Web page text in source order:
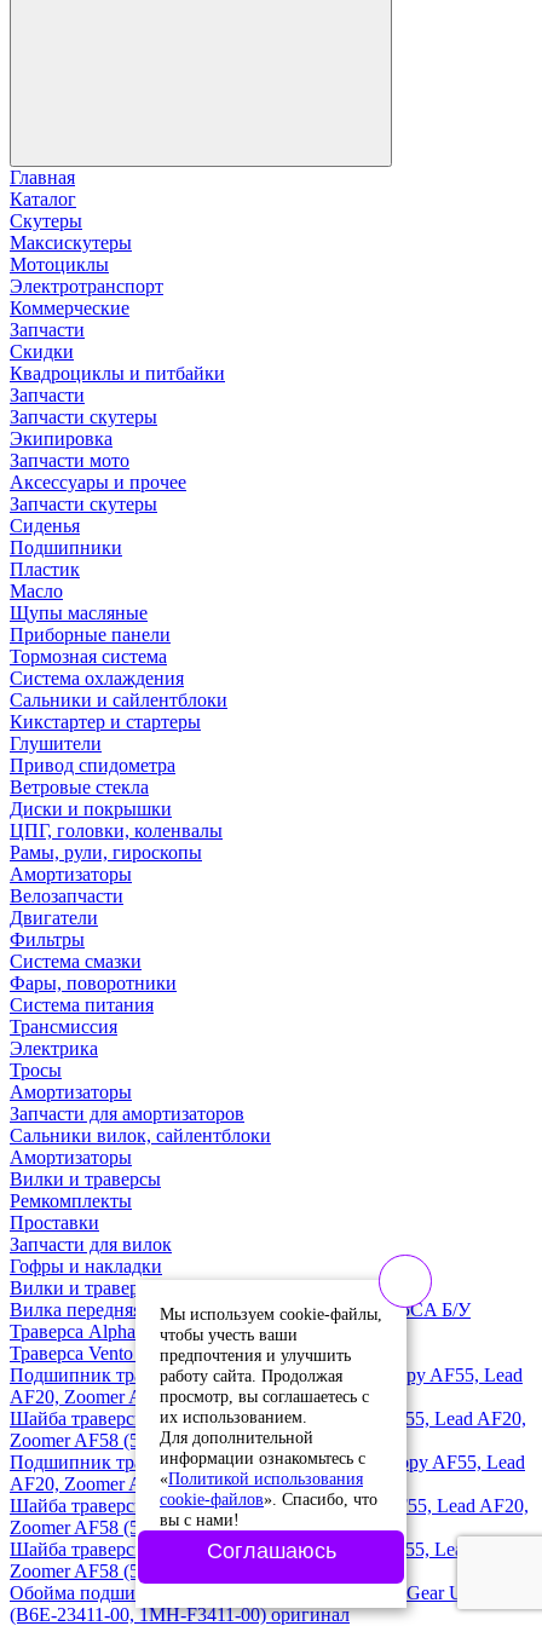
Главная
Каталог
Скутеры
Максискутеры
Мотоциклы
Электротранспорт
Коммерческие
Запчасти
Скидки
Квадроциклы и питбайки
Запчасти
Запчасти скутеры
Экипировка
Запчасти мото
Аксессуары и прочее
Запчасти скутеры
Сиденья
Подшипники
Пластик
Масло
Щупы масляные
Приборные панели
Тормозная система
Система охлаждения
Сальники и сайлентблоки
Кикстартер и стартеры
Глушители
Привод спидометра
Ветровые стекла
Диски и покрышки
ЦПГ, головки, коленвалы
Рамы, рули, гироскопы
Амортизаторы
Велозапчасти
Двигатели
Фильтры
Система смазки
Фары, поворотники
Система питания
Трансмиссия
Электрика
Тросы
Амортизаторы
Запчасти для амортизаторов
Сальники вилок, сайлентблоки
Амортизаторы
Вилки и траверсы
Ремкомплекты
Проставки
Запчасти для вилок
Гофры и накладки
Вилки и траверсы
Вилка передняя (траверса) Yamaha Majesty 125 5CA Б/У
Траверса Alpha (d-27)
Траверса Vento Jet RS (180cc)
Подшипник траверсы нижний Honda Crea Scoopy AF55, Lead
AF20, Zoomer AF58 (53210-GG2-751) оригинал
Шайба траверсы нижняя Honda Crea Scoopy AF55, Lead AF20,
Zoomer AF58 (53212-GEE-000) оригинал
Подшипник траверсы верхний Honda Crea Scoopy AF55, Lead
AF20, Zoomer AF58 (53210-GR1-751) оригинал
Шайба траверсы верхняя Honda Crea Scoopy AF55, Lead AF20,
Zoomer AF58 (50301-GM0-000) оригинал
Шайба траверсы нижняя Honda Crea Scoopy AF55, Lead AF20,
Zoomer AF58 (50305-GC8-003) оригинал
Обойма подшипника траверсы нижняя Yamaha Gear UA06J
(B6E-23411-00, 1MH-F3411-00) оригинал
Мы используем cookie-файлы,
чтобы учесть ваши
предпочтения и улучшить
работу сайта. Продолжая
просмотр, вы соглашаетесь с
их использованием.
Для дополнительной
информации ознакомьтесь с
«Политикой использования
cookie-файлов». Спасибо, что
вы с нами!
Соглашаюсь